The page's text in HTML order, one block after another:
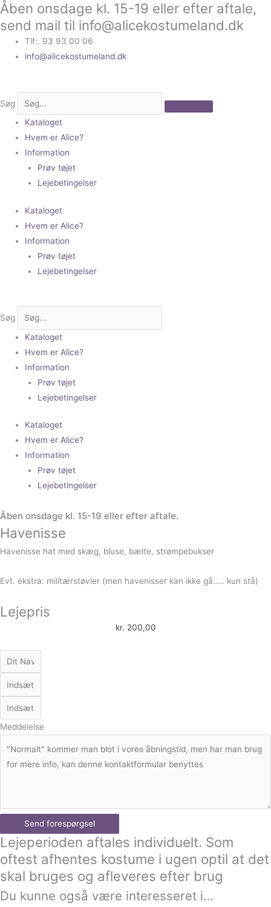
Gå
til
indholdet
Åben onsdage kl. 15-19 eller efter aftale,
send mail til info@alicekostumeland.dk
Tlf:. 93 93 00 06
info@alicekostumeland.dk
Søg
Kataloget
Hvem er Alice?
Information
Prøv tøjet
Lejebetingelser
Kataloget
Hvem er Alice?
Information
Prøv tøjet
Lejebetingelser
Søg
Kataloget
Hvem er Alice?
Information
Prøv tøjet
Lejebetingelser
Kataloget
Hvem er Alice?
Information
Prøv tøjet
Lejebetingelser
Åben onsdage kl. 15-19 eller efter aftale.
Havenisse
Havenisse hat med skæg, bluse, bælte, strømpebukser
Evt. ekstra: militærstøvler (men havenisser kan ikke gå….. kun stå)
Lejepris
kr. 200,00
Meddelelse
Send forespørgsel
Lejeperioden aftales individuelt. Som
oftest afhentes kostume i ugen optil at det
skal bruges og afleveres efter brug
Du kunne også være interesseret i…